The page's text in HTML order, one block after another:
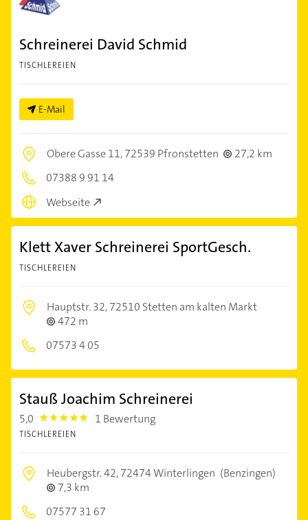
Schreinerei David Schmid
TISCHLEREIEN
E-Mail
Obere Gasse 11,72539 Pfronstetten
27,2 km
07388 9 91 14
Webseite
Klett Xaver Schreinerei SportGesch.
TISCHLEREIEN
Hauptstr. 32,72510 Stetten am kalten Markt
472 m
07573 4 05
Stauß Joachim Schreinerei
5,0 5.0 1 Bewertung
TISCHLEREIEN
Heubergstr. 42,72474 Winterlingen (Benzingen)
7,3 km
07577 31 67